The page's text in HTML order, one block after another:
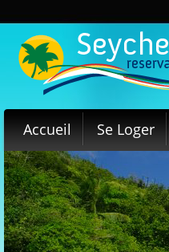
Accueil Se Loger